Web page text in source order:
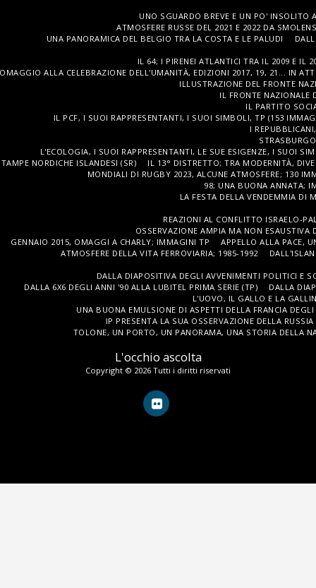
L'occhio ascolta
Copyright © 2026 Tutti i diritti riservati
UNO SGUARDO BREVE E UN PO' INSOLITO
ATMOSFERE RUSSE DEL 2021 E 2022 DA
UNA PANORAMICA DEL BELGIO TRA LA COSTA E LE PALUDI
IL 64; I PIRENEI ATLANTICI TRA IL 2009 E IL
OMAGGIO ALLA CELEBRAZIONE DELL'UMANITÀ, EDIZIONI 2017, 19, 21... IN
ILLUSTRAZIONE DEL FRONTE
IL FRONTE NAZIONALE
IL PARTITO
IL PCF, I SUOI RAPPRESENTANTI, I SUOI SIMBOLI, TP (153
I
L'ECOLOGIA, I SUOI RAPPRESENTANTI, LE SUE ESIGENZE, I SUOI
NORDICHE ISLANDESI (SR)
IL 13° DISTRETTO; TRA MODERNITÀ,
MONDIALI DI RUGBY 2023, ALCUNE ATMOSFERE; 130
98; UNA BUONA ANNATA;
LA FESTA DELLA VENDEMMIA DI
REAZIONI AL CONFLITTO ISRAELO-
OSSERVAZIONE AMPIA MA NON
GENNAIO 2015, OMAGGI A CHARLY; IMMAGINI TP
APPELLO ALLA PACE,
ATMOSFERE DELLA VITA FERROVIARIA; 1985-1992
DALLA DIAPOSITIVA DEGLI AVVENIMENTI POLITICI E
DALLA 6X6 DEGLI ANNI '90 ALLA LUBITEL PRIMA SERIE (TP)
DALLA
L'UOVO, IL GALLO E LA
UNA BUONA EMULSIONE DI ASPETTI DELLA FRANCIA
IP PRESENTA LA SUA OSSERVAZIONE DELLA
TOLONE, UN PORTO, UN PANORAMA, UNA STORIA DELLA